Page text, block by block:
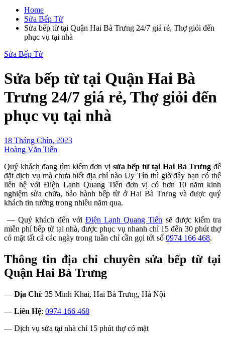
Home
Sửa Bếp Từ
Sửa bếp từ tại Quận Hai Bà Trưng 24/7 giá rẻ, Thợ giỏi đến
phục vụ tại nhà
Sửa Bếp Từ
Sửa bếp từ tại Quận Hai Bà
Trưng 24/7 giá rẻ, Thợ giỏi đến
phục vụ tại nhà
18 Tháng Chín, 2023
Hoàng Văn Tiến
Quý khách đang tìm kiếm đơn vị sửa bếp từ tại Hai Bà Trưng để
đặt dịch vụ mà chưa biết địa chỉ nào Uy Tín thì giờ đây bạn có thể
liên hệ với Điện Lạnh Quang Tiến đơn vị có hơn 10 năm kinh
nghiệm sửa chữa, bảo hành bếp từ ở Hai Bà Trưng và được quý
khách tin tưởng trong nhiều năm qua.
— Quý khách đến với Điện Lạnh Quang Tiến sẽ được kiểm tra
miễn phí bếp từ tại nhà, được phục vụ nhanh chỉ 15 đến 30 phút thợ
có mặt tất cả các ngày trong tuần chỉ cần gọi tới số 0974 166 468.
Thông tin địa chỉ chuyên sửa bếp từ tại
Quận Hai Bà Trưng
— Địa Chỉ: 35 Minh Khai, Hai Bà Trưng, Hà Nội
— Liên Hệ: 0974 166 468
— Dịch vụ sửa tại nhà chỉ 15 phút thợ có mặt